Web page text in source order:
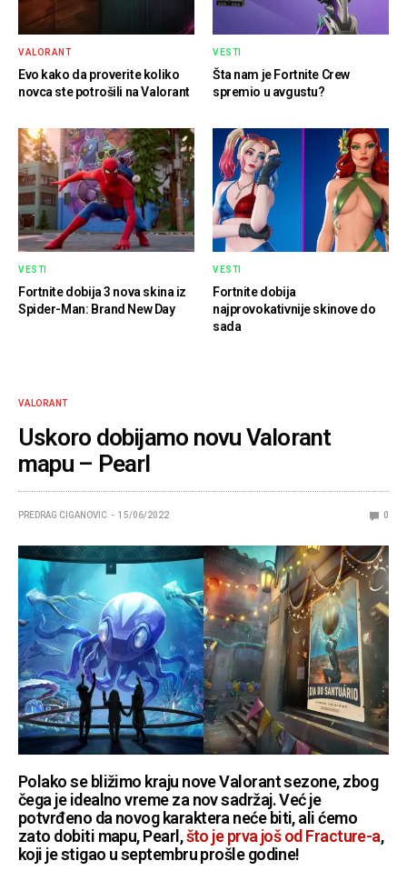
VALORANT
Evo kako da proverite koliko
novca ste potrošili na Valorant
VESTI
Šta nam je Fortnite Crew
spremio u avgustu?
VESTI
Fortnite dobija 3 nova skina iz
Spider-Man: Brand New Day
VESTI
Fortnite dobija
najprovokativnije skinove do
sada
VALORANT
Uskoro dobijamo novu Valorant
mapu – Pearl
PREDRAG CIGANOVIC 15/06/2022 0
Polako se bližimo kraju nove Valorant sezone, zbog
čega je idealno vreme za nov sadržaj. Već je
potvrđeno da novog karaktera neće biti, ali ćemo
zato dobiti mapu, Pearl,što je prva još od Fracture-a,
koji je stigao u septembru prošle godine!